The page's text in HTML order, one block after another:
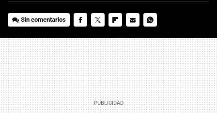
Sin comentarios
MAIL